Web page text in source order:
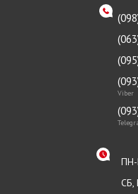
Viber
ПН-